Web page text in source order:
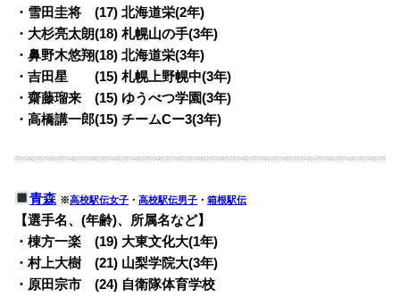
・雪田圭将 (17) 北海道栄(2年)
・大杉亮太朗(18) 札幌山の手(3年)
・鼻野木悠翔(18) 北海道栄(3年)
・吉田星 (15) 札幌上野幌中(3年)
・齋藤瑠来 (15) ゆうべつ学園(3年)
・高橋講一郎(15) チームCー3(3年)
青森 ※高校駅伝女子 ・高校駅伝男子 ・箱根駅伝
【選手名、(年齢)、所属名など】
・棟方一楽 (19) 大東文化大(1年)
・村上大樹 (21) 山梨学院大(3年)
・原田宗市 (24) 自衛隊体育学校